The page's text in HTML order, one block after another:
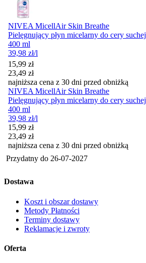
NIVEA MicellAir Skin Breathe
Pielęgnujący płyn micelarny do cery suchej
400 ml
39,98 zł/l
Cena promocyjna
15,99 zł
23,49 zł
najniższa cena z 30 dni przed obniżką
NIVEA MicellAir Skin Breathe
Pielęgnujący płyn micelarny do cery suchej
400 ml
39,98 zł/l
Cena promocyjna
15,99 zł
23,49 zł
najniższa cena z 30 dni przed obniżką
Przydatny do 26-07-2027
Dostawa
Koszt i obszar dostawy
Metody Płatności
Terminy dostawy
Reklamacje i zwroty
Oferta